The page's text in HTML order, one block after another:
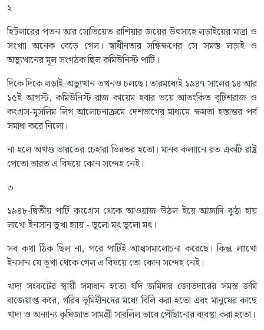
২
হিটলারের পতন আর সোভিয়েত রাশিয়ার জয়ের উৎসাহে লড়াইয়ের মাত্রা ও
সংখ্যা অনেক বেড়ে গেল। স্বাধীনতার সন্ধিক্ষণের সে সমস্ত লড়াই ও
অভ্যুত্থানের মূল সংগঠক ছিল কমিউনিস্ট পার্টি।
দিকে দিকে লড়াই-অভ্যুত্থান তখনও চলছে। তারমধ্যেই ১৯৪৭ সালের ১৪ আর
১৫ই আগস্ট, কমিউনিস্ট রাজ কায়েম হবার ভয়ে আতংকিত বৃটিশরাজ ও
কংগ্রস-মুসলিম লিগ আলোচনাক্রমে দেশভাগের মাধ্যমে ক্ষমতা হস্তান্তর পর্ব
সমাধা করে নিলো।
না হলে অখণ্ড ভারতের চেহারা ভিন্নতর হতো। মানব কল্যানে রত একটি রাষ্ট্র
পেতো ভারত এ বিষয়ে কোন সন্দেহ নেই।
৩
১৯৪৮-দ্বিতীয় পার্টি কংগ্রেস থেকে আওয়াজ উঠল ইয়ে আজাদি ঝুঠা হায়
লাখো ইনসান ভুখা হ্যায় - ভুলো মৎ ভুলো মৎ।
সব কথা ঠিক ছিল না, পরে পার্টিই আত্মসমালোচনা করেছে। কিন্তু লাাখো
ইনসান যে ভূখা থেকে গেল এ বিষয়ে তো কোন সন্দেহ নেই।
খাদ্য সংকটের স্থায়ী সমাধান হতো যদি জমিদার জোতদারের সমস্ত জমি
বাজেয়াপ্ত করে, গরিব ভূমিহীনদের মধ্যে বিলি করা হতো এবং মানুষের কাছে
খাদ্য ও অন্যান্য কৃষিজাত সামগ্রী সাবলিল ভাবে পৌঁছানোর ব্যবস্থা করা হতো।